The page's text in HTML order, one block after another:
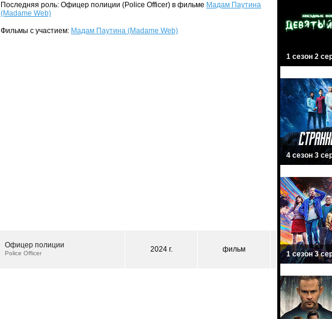
Последняя роль: Офицер полиции (Police Officer) в фильме Мадам Паутина
(Madame Web)
Фильмы с участием: Мадам Паутина (Madame Web)
Офицер полиции
Police Officer 2024 г. фильм
1 сезон 2
4 сезон 3
1 сезон 3